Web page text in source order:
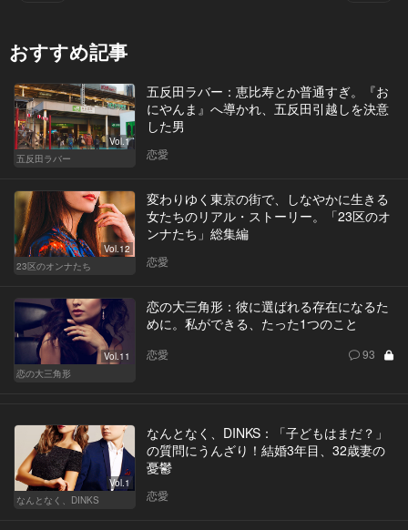
おすすめ記事
Vol.1
五反田ラバー
五反田ラバー：恵比寿とか普通すぎ。『お
にやんま』へ導かれ、五反田引越しを決意
した男
恋愛
Vol.12
23区のオンナたち
変わりゆく東京の街で、しなやかに生きる
女たちのリアル・ストーリー。「23区のオ
ンナたち」総集編
恋愛
Vol.11
恋の大三角形
恋の大三角形：彼に選ばれる存在になるた
めに。私ができる、たった1つのこと
恋愛 93
Vol.1
なんとなく、DINKS
なんとなく、DINKS：「子どもはまだ？」
の質問にうんざり！結婚3年目、32歳妻の
憂鬱
恋愛